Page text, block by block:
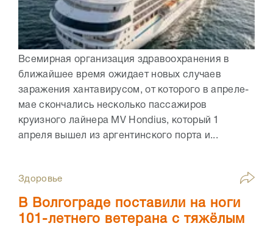
Всемирная организация здравоохранения в
ближайшее время ожидает новых случаев
заражения хантавирусом, от которого в апреле-
мае скончались несколько пассажиров
круизного лайнера MV Hondius, который 1
апреля вышел из аргентинского порта и...
Здоровье
В Волгограде поставили на ноги
101-летнего ветерана с тяжёлым